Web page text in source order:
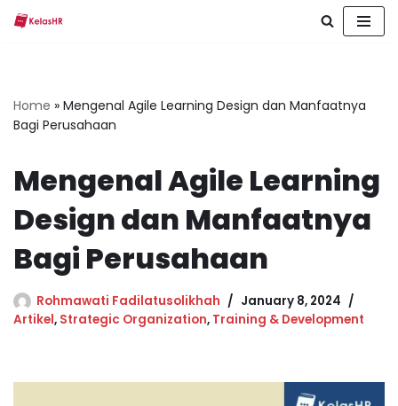
Home » Mengenal Agile Learning Design dan Manfaatnya
Bagi Perusahaan
Mengenal Agile Learning
Design dan Manfaatnya
Bagi Perusahaan
Rohmawati Fadilatusolikhah
January 8, 2024
Artikel, Strategic Organization, Training & Development